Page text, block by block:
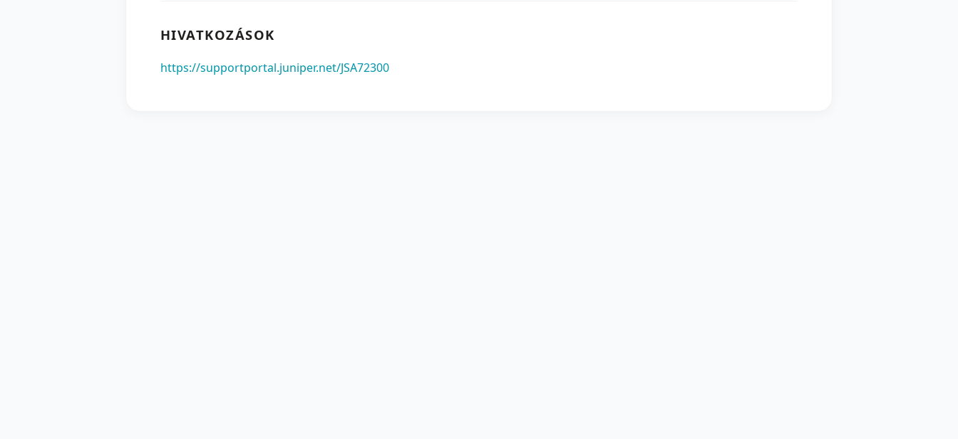
HIVATKOZÁSOK
https://supportportal.juniper.net/JSA72300